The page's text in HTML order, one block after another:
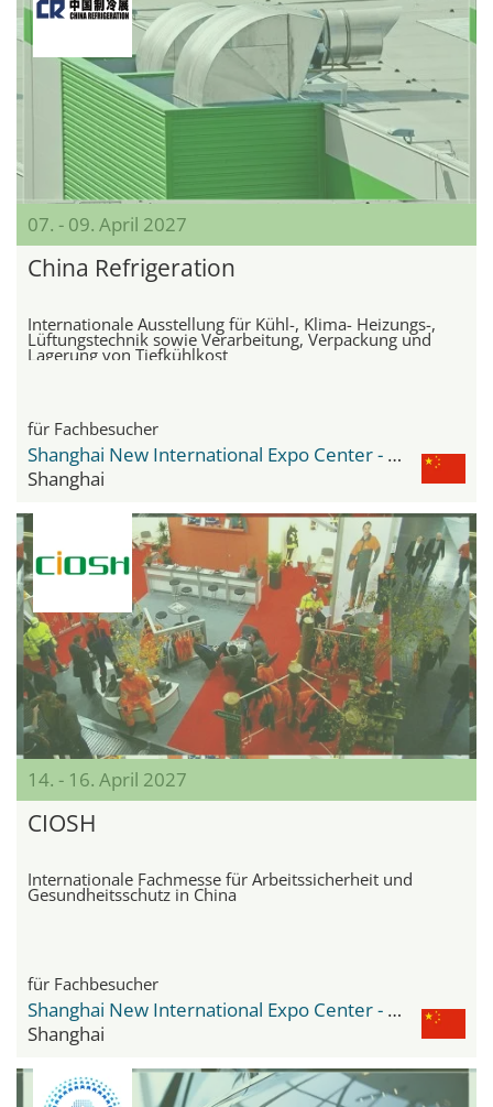
07. - 09. April 2027
China Refrigeration
Internationale Ausstellung für Kühl-, Klima- Heizungs-,
Lüftungstechnik sowie Verarbeitung, Verpackung und
Lagerung von Tiefkühlkost
für Fachbesucher
Shanghai New International Expo Center - SNIEC
Shanghai
14. - 16. April 2027
CIOSH
Internationale Fachmesse für Arbeitssicherheit und
Gesundheitsschutz in China
für Fachbesucher
Shanghai New International Expo Center - SNIEC
Shanghai